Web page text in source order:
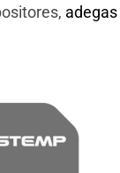
adegas